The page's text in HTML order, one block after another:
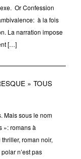
Or Confession
à la fois
La narration impose
[…]
» TOUS
Mais sous le nom
»: romans à
roman noir,
n’est pas